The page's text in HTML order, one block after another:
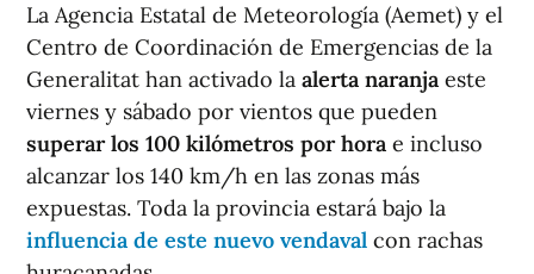
La Agencia Estatal de Meteorología (Aemet) y el
Centro de Coordinación de Emergencias de la
Generalitat han activado la alerta naranja este
viernes y sábado por vientos que pueden
superar los 100 kilómetros por hora e incluso
alcanzar los 140 km/h en las zonas más
expuestas. Toda la provincia estará bajo la
influencia de este nuevo vendaval con rachas